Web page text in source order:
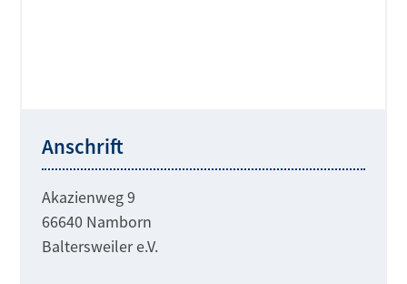
Anschrift
Akazienweg 9
66640 Namborn
Baltersweiler e.V.